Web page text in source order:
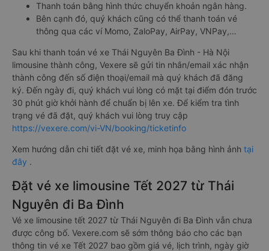
Thanh toán bằng hình thức chuyển khoản ngân hàng.
Bên cạnh đó, quý khách cũng có thể thanh toán vé
thông qua các ví Momo, ZaloPay, AirPay, VNPay,…
Sau khi thanh toán vé xe Thái Nguyên Ba Đình - Hà Nội
limousine thành công, Vexere sẽ gửi tin nhắn/email xác nhận
thành công đến số điện thoại/email mà quý khách đã đăng
ký. Đến ngày đi, quý khách vui lòng có mặt tại điểm đón trước
30 phút giờ khởi hành để chuẩn bị lên xe. Để kiểm tra tình
trạng vé đã đặt, quý khách vui lòng truy cập
https://vexere.com/vi-VN/booking/ticketinfo
Xem hướng dẫn chi tiết đặt vé xe, minh họa bằng hình ảnh tại
đây .
Đặt vé xe limousine Tết 2027 từ Thái
Nguyên đi Ba Đình
Vé xe limousine tết 2027 từ Thái Nguyên đi Ba Đình vẫn chưa
được công bố. Vexere.com sẽ sớm thông báo cho các bạn
thông tin vé xe Tết 2027 bao gồm giá vé, lịch trình, ngày giờ